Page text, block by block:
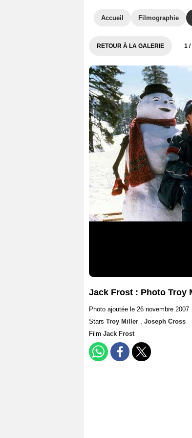
Accueil Filmographie
RETOUR À LA GALERIE 1 /
Jack Frost : Photo Troy
Photo ajoutée le 26 novembre 2007
Stars Troy Miller , Joseph Cross
Film Jack Frost